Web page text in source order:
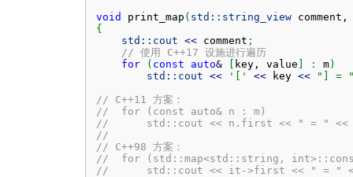
void
print_map ( std:: string_view
{
std:: cout << comment ;
// 使用 C++17 设施进行遍历
for
( const auto& key, value : m)
std:: cout << '[' << key <<
"] =
// C++11 方案：
//  for (const auto& n : m)
//      std::cout << n.first << " = " <<
//
// C++98 方案：
//  for (std::map<std::string,
//      std::cout << it->first << " = "